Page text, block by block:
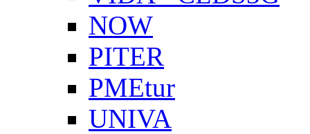
NOW
PITER
PMEtur
UNIVA